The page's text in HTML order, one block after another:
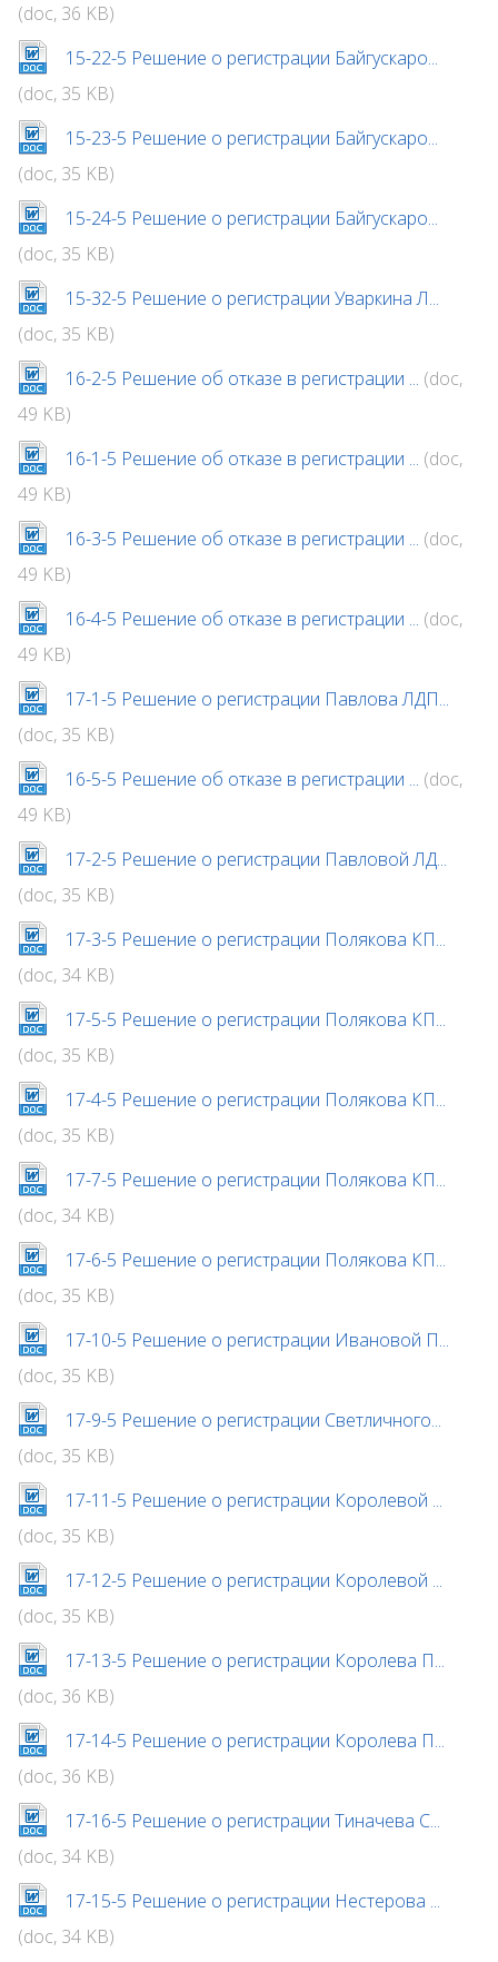
(doc, 36 KB)
15-22-5 Решение о регистрации Байгускаро...
(doc, 35 KB)
15-23-5 Решение о регистрации Байгускаро...
(doc, 35 KB)
15-24-5 Решение о регистрации Байгускаро...
(doc, 35 KB)
15-32-5 Решение о регистрации Уваркина Л...
(doc, 35 KB)
16-2-5 Решение об отказе в регистрации ... (doc,
49 KB)
16-1-5 Решение об отказе в регистрации ... (doc,
49 KB)
16-3-5 Решение об отказе в регистрации ... (doc,
49 KB)
16-4-5 Решение об отказе в регистрации ... (doc,
49 KB)
17-1-5 Решение о регистрации Павлова ЛДП...
(doc, 35 KB)
16-5-5 Решение об отказе в регистрации ... (doc,
49 KB)
17-2-5 Решение о регистрации Павловой ЛД...
(doc, 35 KB)
17-3-5 Решение о регистрации Полякова КП...
(doc, 34 KB)
17-5-5 Решение о регистрации Полякова КП...
(doc, 35 KB)
17-4-5 Решение о регистрации Полякова КП...
(doc, 35 KB)
17-7-5 Решение о регистрации Полякова КП...
(doc, 34 KB)
17-6-5 Решение о регистрации Полякова КП...
(doc, 35 KB)
17-10-5 Решение о регистрации Ивановой П...
(doc, 35 KB)
17-9-5 Решение о регистрации Светличного...
(doc, 35 KB)
17-11-5 Решение о регистрации Королевой ...
(doc, 35 KB)
17-12-5 Решение о регистрации Королевой ...
(doc, 35 KB)
17-13-5 Решение о регистрации Королева П...
(doc, 36 KB)
17-14-5 Решение о регистрации Королева П...
(doc, 36 KB)
17-16-5 Решение о регистрации Тиначева С...
(doc, 34 KB)
17-15-5 Решение о регистрации Нестерова ...
(doc, 34 KB)